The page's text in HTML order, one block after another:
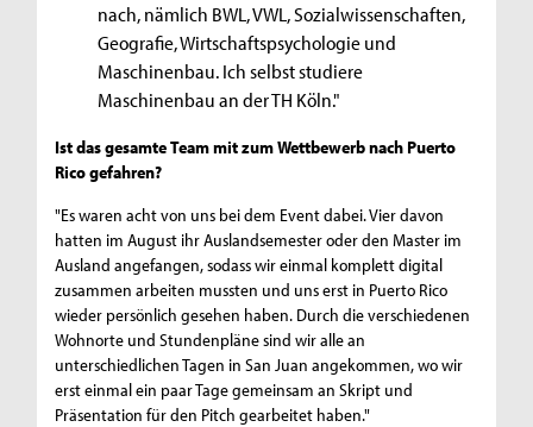
nach, nämlich BWL, VWL, Sozialwissenschaften,
Geografie, Wirtschaftspsychologie und
Maschinenbau. Ich selbst studiere
Maschinenbau an der TH Köln."
Ist das gesamte Team mit zum Wettbewerb nach Puerto
Rico gefahren?
"Es waren acht von uns bei dem Event dabei. Vier davon
hatten im August ihr Auslandsemester oder den Master im
Ausland angefangen, sodass wir einmal komplett digital
zusammen arbeiten mussten und uns erst in Puerto Rico
wieder persönlich gesehen haben. Durch die verschiedenen
Wohnorte und Stundenpläne sind wir alle an
unterschiedlichen Tagen in San Juan angekommen, wo wir
erst einmal ein paar Tage gemeinsam an Skript und
Präsentation für den Pitch gearbeitet haben."